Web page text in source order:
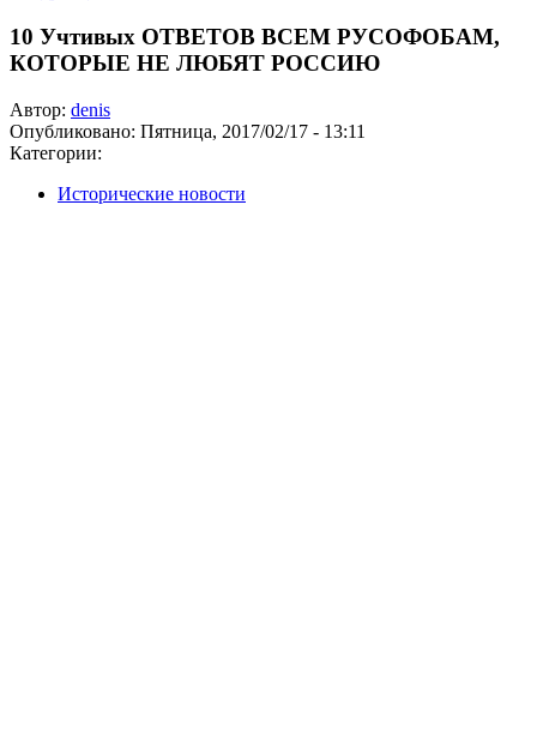
10 Учтивых ОТВЕТОВ ВСЕМ РУСОФОБАМ,
КОТОРЫЕ НЕ ЛЮБЯТ РОССИЮ
Автор: denis
Опубликовано: Пятница, 2017/02/17 - 13:11
Категории:
Исторические новости